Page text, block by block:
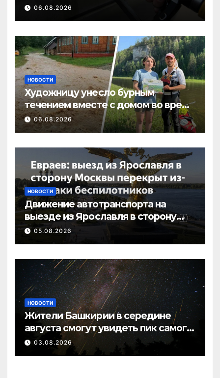
06.08.2026
НОВОСТИ
Художницу унесло бурным
течением вместе с домом во время
потопа в Пермском крае
06.08.2026
НОВОСТИ
Движение автотранспорта на
выезде из Ярославля в сторону
Москвы перекрыто в связи с
05.08.2026
НОВОСТИ
Жители Башкирии в середине
августа смогут увидеть пик самого
яркого звездопада года
03.08.2026